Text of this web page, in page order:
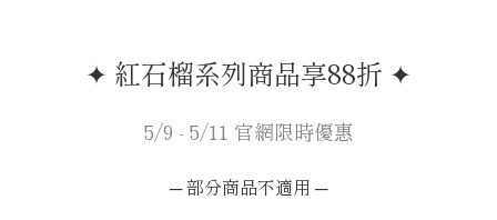
✦ 紅石榴系列商品享88折 ✦
5/9 - 5/11 官網限時優惠
─ 部分商品不適用 ─